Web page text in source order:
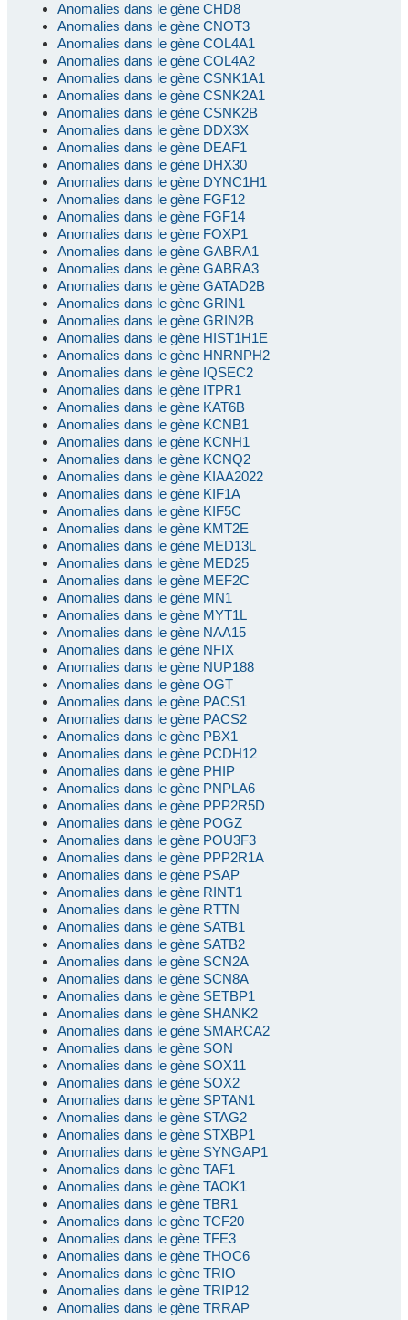
Anomalies dans le gène CHD8
Anomalies dans le gène CNOT3
Anomalies dans le gène COL4A1
Anomalies dans le gène COL4A2
Anomalies dans le gène CSNK1A1
Anomalies dans le gène CSNK2A1
Anomalies dans le gène CSNK2B
Anomalies dans le gène DDX3X
Anomalies dans le gène DEAF1
Anomalies dans le gène DHX30
Anomalies dans le gène DYNC1H1
Anomalies dans le gène FGF12
Anomalies dans le gène FGF14
Anomalies dans le gène FOXP1
Anomalies dans le gène GABRA1
Anomalies dans le gène GABRA3
Anomalies dans le gène GATAD2B
Anomalies dans le gène GRIN1
Anomalies dans le gène GRIN2B
Anomalies dans le gène HIST1H1E
Anomalies dans le gène HNRNPH2
Anomalies dans le gène IQSEC2
Anomalies dans le gène ITPR1
Anomalies dans le gène KAT6B
Anomalies dans le gène KCNB1
Anomalies dans le gène KCNH1
Anomalies dans le gène KCNQ2
Anomalies dans le gène KIAA2022
Anomalies dans le gène KIF1A
Anomalies dans le gène KIF5C
Anomalies dans le gène KMT2E
Anomalies dans le gène MED13L
Anomalies dans le gène MED25
Anomalies dans le gène MEF2C
Anomalies dans le gène MN1
Anomalies dans le gène MYT1L
Anomalies dans le gène NAA15
Anomalies dans le gène NFIX
Anomalies dans le gène NUP188
Anomalies dans le gène OGT
Anomalies dans le gène PACS1
Anomalies dans le gène PACS2
Anomalies dans le gène PBX1
Anomalies dans le gène PCDH12
Anomalies dans le gène PHIP
Anomalies dans le gène PNPLA6
Anomalies dans le gène PPP2R5D
Anomalies dans le gène POGZ
Anomalies dans le gène POU3F3
Anomalies dans le gène PPP2R1A
Anomalies dans le gène PSAP
Anomalies dans le gène RINT1
Anomalies dans le gène RTTN
Anomalies dans le gène SATB1
Anomalies dans le gène SATB2
Anomalies dans le gène SCN2A
Anomalies dans le gène SCN8A
Anomalies dans le gène SETBP1
Anomalies dans le gène SHANK2
Anomalies dans le gène SMARCA2
Anomalies dans le gène SON
Anomalies dans le gène SOX11
Anomalies dans le gène SOX2
Anomalies dans le gène SPTAN1
Anomalies dans le gène STAG2
Anomalies dans le gène STXBP1
Anomalies dans le gène SYNGAP1
Anomalies dans le gène TAF1
Anomalies dans le gène TAOK1
Anomalies dans le gène TBR1
Anomalies dans le gène TCF20
Anomalies dans le gène TFE3
Anomalies dans le gène THOC6
Anomalies dans le gène TRIO
Anomalies dans le gène TRIP12
Anomalies dans le gène TRRAP